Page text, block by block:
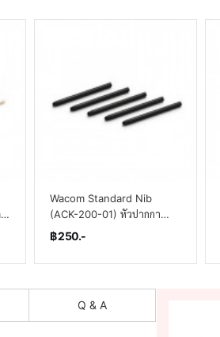
Wacom Standard Nib
(ACK-200-01) หัวปากกา
มาตรฐาน แพ็ค 5 ชิ้น(By
SuperTStore)
฿ 250.-
Q & A